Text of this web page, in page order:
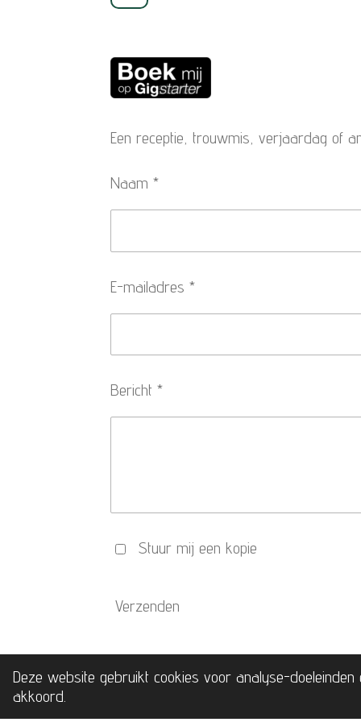
Deze website gebruikt cookies voor analyse-
akkoord.
m
Een receptie, trouwmis, verjaardag of
Naam *
E-mailadres *
Bericht *
Stuur mij een kopie
Verzenden